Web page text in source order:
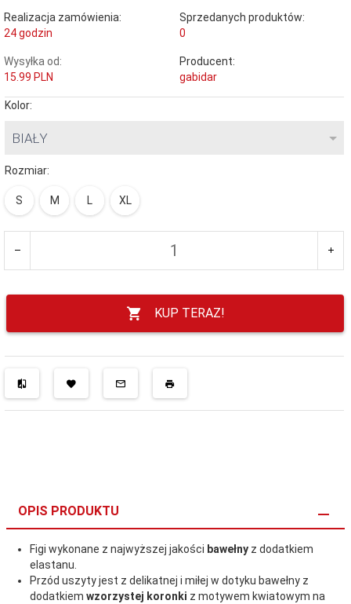
Realizacja zamówienia:
24 godzin
Sprzedanych produktów:
0
Wysyłka od:
15.99 PLN
Producent:
gabidar
Kolor:
BIAŁY
Rozmiar:
S M L XL
KUP TERAZ!
OPIS PRODUKTU
Figi wykonane z najwyższej jakości bawełny z dodatkiem
elastanu.
Przód uszyty jest z delikatnej i miłej w dotyku bawełny z
dodatkiem wzorzystej koronki z motywem kwiatowym na